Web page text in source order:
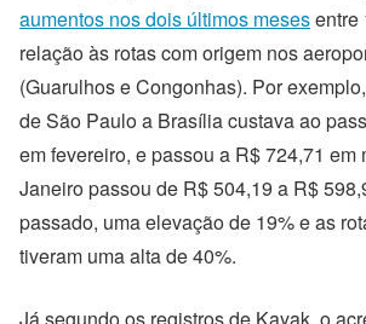
aumentos nos dois últimos mesesentre
relação às rotas com origem nos
(Guarulhos e Congonhas). Por
de São Paulo a Brasília custava ao
em fevereiro, e passou a R$ 724,71 em
Janeiro passou de R$ 504,19 a R$
passado, uma elevação de 19% e as
tiveram uma alta de 40%.